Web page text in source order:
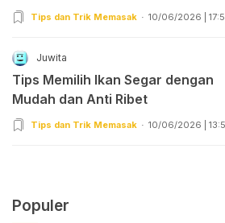
Tips dan Trik Memasak 10/06/2026 |
Juwita
Tips Memilih Ikan Segar dengan
Mudah dan Anti Ribet
Tips dan Trik Memasak 10/06/2026 |
Populer